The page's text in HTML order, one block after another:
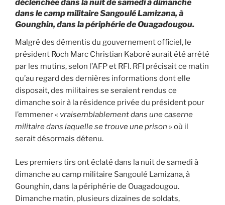
déclenchée dans la nuit de samedi à dimanche
dans le camp militaire Sangoulé Lamizana, à
Gounghin, dans la périphérie de Ouagadougou.
Malgré des démentis du gouvernement officiel, le
président Roch Marc Christian Kaboré aurait été arrêté
par les mutins, selon l’AFP et RFI. RFI précisait ce matin
qu’au regard des dernières informations dont elle
disposait, des militaires se seraient rendus ce
dimanche soir à la résidence privée du président pour
l’emmener « vraisemblablement dans une caserne
militaire dans laquelle se trouve une prison » où il
serait désormais détenu.
Les premiers tirs ont éclaté dans la nuit de samedi à
dimanche au camp militaire Sangoulé Lamizana, à
Gounghin, dans la périphérie de Ouagadougou.
Dimanche matin, plusieurs dizaines de soldats,